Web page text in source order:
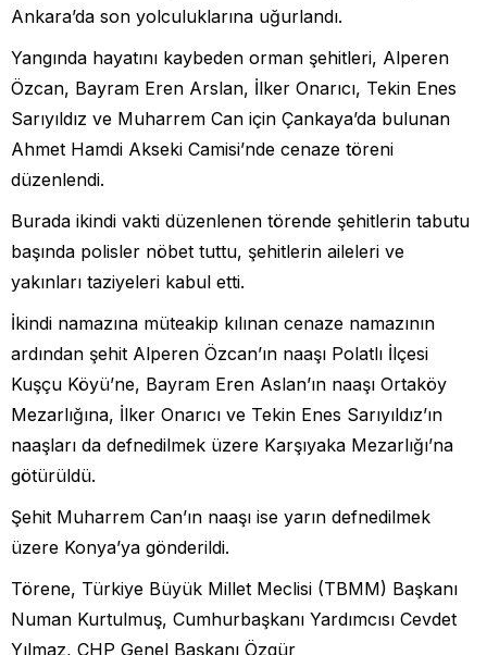
Ankara’da son yolculuklarına uğurlandı.
Yangında hayatını kaybeden orman şehitleri, Alperen
Özcan, Bayram Eren Arslan, İlker Onarıcı, Tekin Enes
Sarıyıldız ve Muharrem Can için Çankaya’da bulunan
Ahmet Hamdi Akseki Camisi’nde cenaze töreni
düzenlendi.
Burada ikindi vakti düzenlenen törende şehitlerin tabutu
başında polisler nöbet tuttu, şehitlerin aileleri ve
yakınları taziyeleri kabul etti.
İkindi namazına müteakip kılınan cenaze namazının
ardından şehit Alperen Özcan’ın naaşı Polatlı İlçesi
Kuşçu Köyü’ne, Bayram Eren Aslan’ın naaşı Ortaköy
Mezarlığına, İlker Onarıcı ve Tekin Enes Sarıyıldız’ın
naaşları da defnedilmek üzere Karşıyaka Mezarlığı’na
götürüldü.
Şehit Muharrem Can’ın naaşı ise yarın defnedilmek
üzere Konya’ya gönderildi.
Törene, Türkiye Büyük Millet Meclisi (TBMM) Başkanı
Numan Kurtulmuş, Cumhurbaşkanı Yardımcısı Cevdet
Yılmaz, CHP Genel Başkanı Özgür